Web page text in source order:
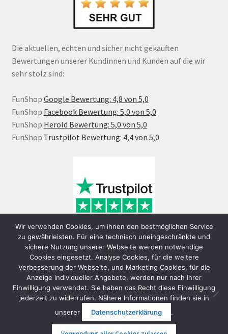
Die aktuellen, echten und sicher nicht gekauften
Bewertungen unserer Kundinnen und Kunden auf die wir
sehr stolz sind:
FunShop Google Bewertung: 4,8 von 5,0
FunShop Facebook Bewertung: 5,0 von 5,0
FunShop Herold Bewertung: 5,0 von 5,0
FunShop Trustpilot Bewertung: 4,4 von 5,0
© FunShop Wien - Hochqualitative Elektromobilität 2026
Datenschutzerklärung
Erstellt mit WooCommerce
Wir verwenden Cookies, um ihnen den bestmöglichen Service
zu gewährleisten. Für eine technisch uneingeschränkte und
sichere Nutzung unserer Webseite werden notwendige
Cookies eingesetzt. Analyse Cookies, für die weitere
Verbesserung der Webseite, und Marketing Cookies, für die
Anzeige individueller Angebote, werden nur nach Ihrer
Einwilligung verwendet. Sie haben das Recht diese Einwilligung
jederzeit zu widerrufen. Nähere Informationen finden sie in
unserer
Datenschutzerklärung .